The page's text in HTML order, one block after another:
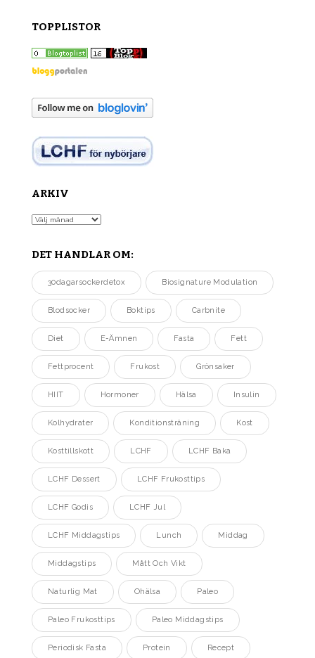
TOPPLISTOR
ARKIV
Arkiv
DET HANDLAR OM:
30dagarsockerdetox Biosignature Modulation
Blodsocker Boktips Carbnite
Diet E-Ämnen Fasta Fett
Fettprocent Frukost Grönsaker
HIIT Hormoner Hälsa Insulin
Kolhydrater Konditionsträning Kost
Kosttillskott LCHF LCHF Baka
LCHF Dessert LCHF Frukosttips
LCHF Godis LCHF Jul
LCHF Middagstips Lunch Middag
Middagstips Mått Och Vikt
Naturlig Mat Ohälsa Paleo
Paleo Frukosttips Paleo Middagstips
Periodisk Fasta Protein Recept